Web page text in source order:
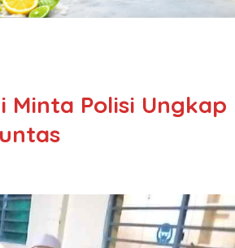
Polisi Ungkap